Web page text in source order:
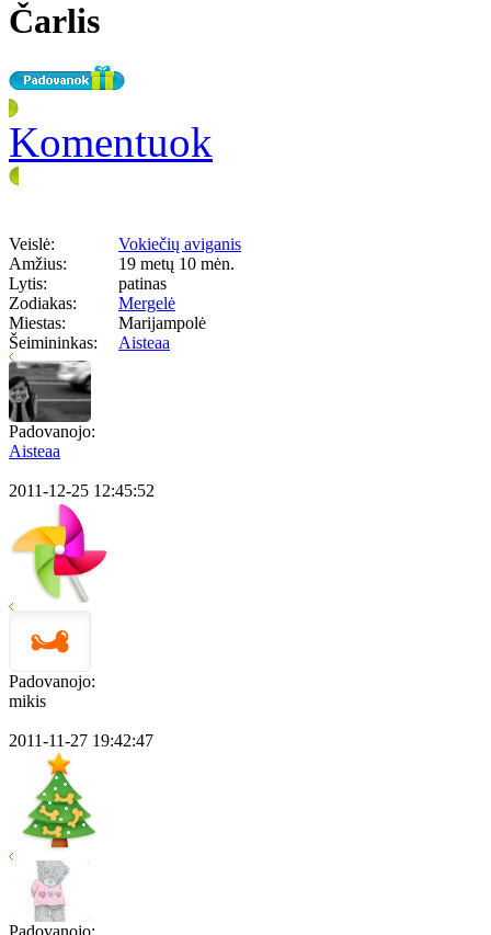
Čarlis
Komentuok
Veislė:
Vokiečių aviganis
Amžius:
19 metų 10 mėn.
Lytis:
patinas
Zodiakas:
Mergelė
Miestas:
Marijampolė
Šeimininkas:
Aisteaa
Padovanojo:
Aisteaa
2011-12-25 12:45:52
Padovanojo:
mikis
2011-11-27 19:42:47
Padovanojo: